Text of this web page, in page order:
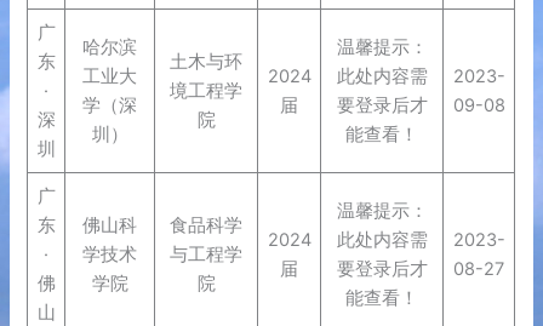
广
东
·
深
圳
哈尔滨
工业大
学（深
圳）
土木与环
境工程学
院
2024
届
温馨提示：
此处内容需
要登录后才
能查看！
2023-
09-08
广
东
·
佛
山
佛山科
学技术
学院
食品科学
与工程学
院
2024
届
温馨提示：
此处内容需
要登录后才
能查看！
2023-
08-27